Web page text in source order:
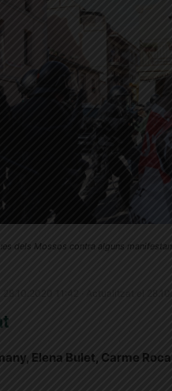
dels Mossos contra alguns
Elena Bulet, Carme